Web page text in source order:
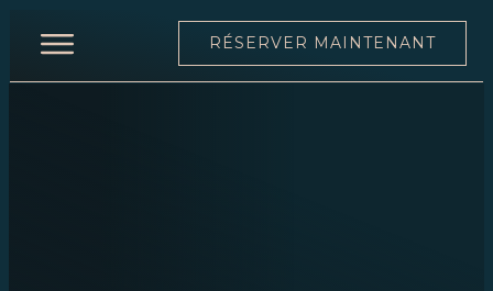
ACCUEIL
RÉSERVER MAINTENANT